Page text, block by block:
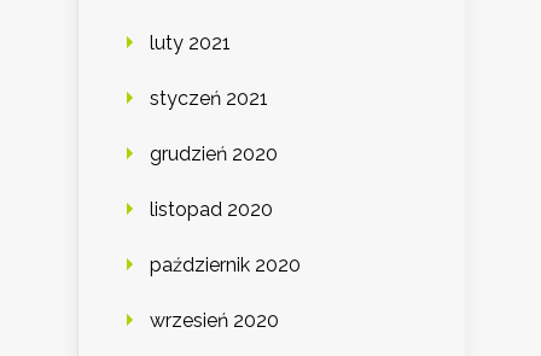
luty 2021
styczeń 2021
grudzień 2020
listopad 2020
październik 2020
wrzesień 2020